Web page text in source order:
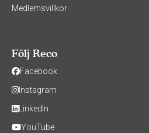
Medlemsvillkor
Följ Reco
Facebook
Instagram
LinkedIn
YouTube